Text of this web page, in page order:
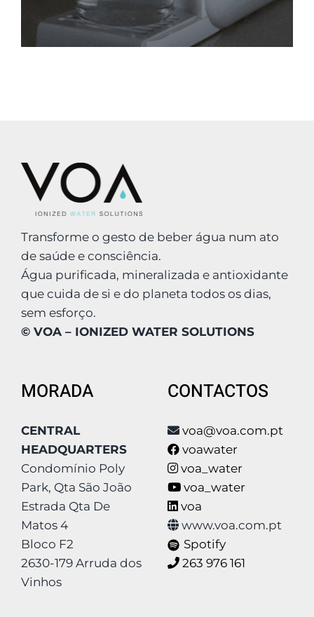
Transforme o gesto de beber água num ato
de saúde e consciência.
Água purificada, mineralizada e antioxidante
que cuida de si e do planeta todos os dias,
sem esforço.
© VOA – IONIZED WATER SOLUTIONS
MORADA
CENTRAL
HEADQUARTERS
Condomínio Poly
Park, Qta São João
Estrada Qta De
Matos 4
Bloco F2
2630-179 Arruda dos
Vinhos
CONTACTOS
voa@voa.com.pt
voawater
voa_water
voa_water
voa
www.voa.com.pt
Spotify
263 976 161